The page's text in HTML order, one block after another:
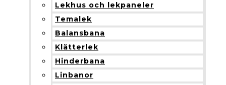
Lekhus och lekpaneler
Temalek
Balansbana
Klätterlek
Hinderbana
Linbanor